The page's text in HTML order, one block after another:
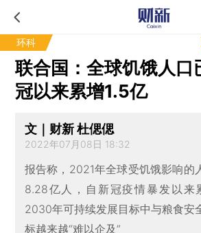
环科
联合国：全球饥饿人口
冠以来累增1.5亿
文｜财新 杜偲偲
2022年07月08日 18:32
报告称，2021年全球受饥饿影响
8.28亿人，自新冠疫情暴发以来
2030年可持续发展目标中与粮食安
标越来越“难以企及”